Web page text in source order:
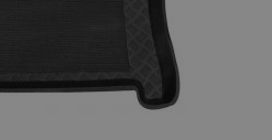
Deseos